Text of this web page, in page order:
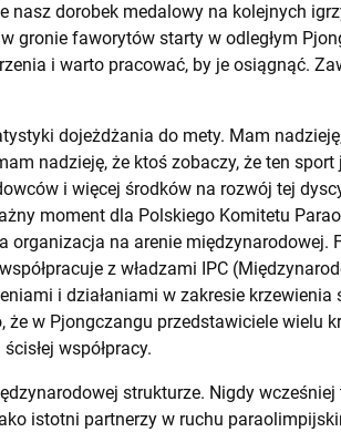
nasz dorobek medalowy na kolejnych
gronie faworytów starty w odległym
i warto pracować, by je osiągnąć.
dojeżdżania do mety. Mam
nadzieję, że ktoś zobaczy, że ten sport
i więcej środków na rozwój tej
moment dla Polskiego Komitetu
na arenie międzynarodowej.
z władzami IPC
i działaniami w zakresie krzewienia
w Pjongczangu przedstawiciele wielu
współpracy.
strukturze. Nigdy wcześniej
istotni partnerzy w ruchu